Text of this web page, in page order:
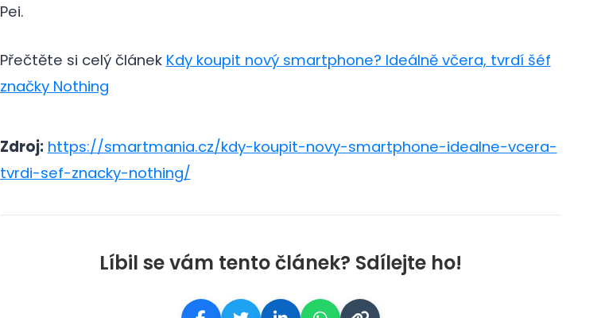
Pei.
Přečtěte si celý článek Kdy koupit nový smartphone? Ideálně včera, tvrdí šéf
značky Nothing
Zdroj: https://smartmania.cz/kdy-koupit-novy-smartphone-idealne-vcera-
tvrdi-sef-znacky-nothing/
Líbil se vám tento článek? Sdílejte ho!